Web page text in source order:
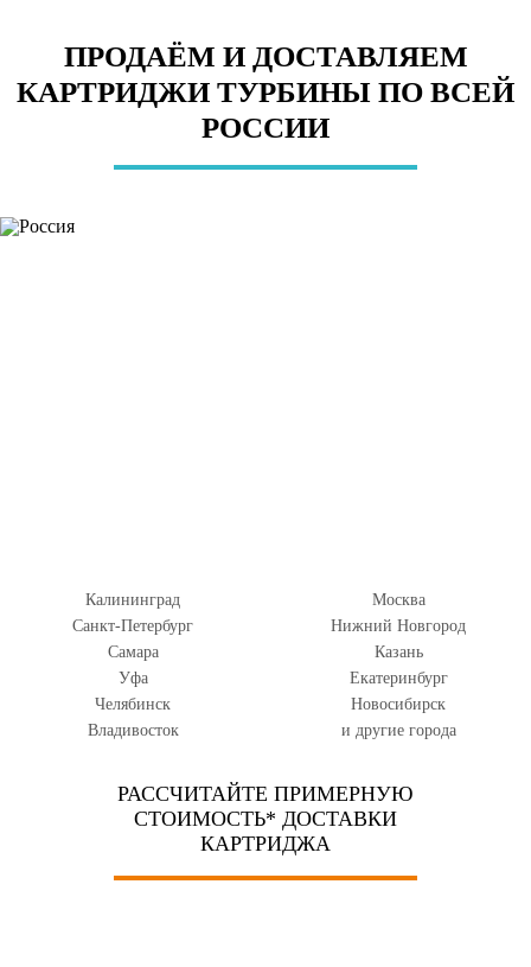
ПРОДАЁМ И ДОСТАВЛЯЕМ
КАРТРИДЖИ ТУРБИНЫ ПО ВСЕЙ
РОССИИ
Калининград
Москва
Санкт-Петербург
Нижний Новгород
Самара
Казань
Уфа
Екатеринбург
Челябинск
Новосибирск
Владивосток
и другие города
РАССЧИТАЙТЕ ПРИМЕРНУЮ
СТОИМОСТЬ* ДОСТАВКИ
КАРТРИДЖА